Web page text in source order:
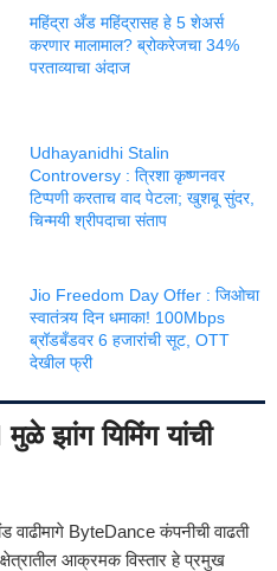
महिंद्रा अँड महिंद्रासह हे 5 शेअर्स
करणार मालामाल? ब्रोकरेजचा 34%
परताव्याचा अंदाज
Udhayanidhi Stalin
Controversy : त्रिशा कृष्णनवर
टिप्पणी करताच वाद पेटला; खुशबू सुंदर,
चिन्मयी श्रीपदाचा संताप
Jio Freedom Day Offer : जिओचा
स्वातंत्र्य दिन धमाका! 100Mbps
ब्रॉडबँडवर 6 हजारांची सूट, OTT
देखील फ्री
झांग यिमिंग यांची
वाढीमागे ByteDance कंपनीची वाढती
क्षेत्रातील आक्रमक विस्तार हे प्रमुख